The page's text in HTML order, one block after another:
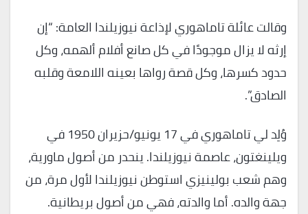
وقالت عائلة تاماهوري لإذاعة نيوزيلندا العامة: “إن
إرثه لا يزال موجودًا في كل صانع أفلام ألهمه، وكل
حدود كسرها، وكل قصة رواها بعينه اللامعة وقلبه
الصادق”.
وُلِد لي تاماهوري في 17 يونيو/حزيران 1950 في
ويلينغتون، عاصمة نيوزيلندا. ينحدر من أصول ماورية،
وهم شعب بولينيزي استوطن نيوزيلندا لأول مرة، من
جهة والده. أما والدته، فهي من أصول بريطانية.